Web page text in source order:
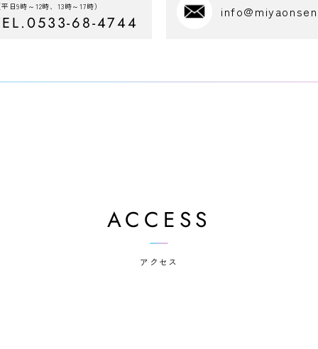
日9時～12時、13時～17時）
68-4744
ACCESS
アクセス